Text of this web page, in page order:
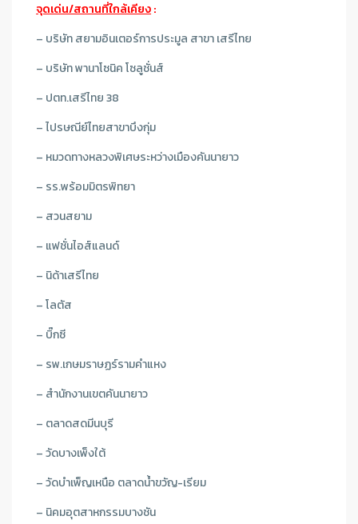
จุดเด่น/สถานที่ใกล้เคียง:
– บริษัท สยามอินเตอร์การประมูล สาขา เสรีไทย
– บริษัท พานาโซนิค โซลูชั่นส์
– ปตท.เสรีไทย 38
– ไปรษณีย์ไทยสาขาบึงกุ่ม
– หมวดทางหลวงพิเศษระหว่างเมืองคันนายาว
– รร.พร้อมมิตรพิทยา
– สวนสยาม
– แฟชั่นไอส์แลนด์
– นิด้าเสรีไทย
– โลตัส
– บิ๊กซี
– รพ.เกษมราษฏร์รามคำแหง
– สำนักงานเขตคันนายาว
– ตลาดสดมีนบุรี
– วัดบางเพ็งใต้
– วัดบำเพ็ญเหนือ ตลาดน้ำขวัญ-เรียม
– นิคมอุตสาหกรรมบางชัน